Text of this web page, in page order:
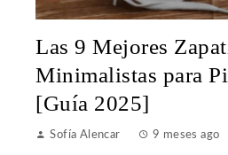
Las 9 Mejores
Minimalistas para
[Guía 2025]
Sofía Alencar 9 meses ago